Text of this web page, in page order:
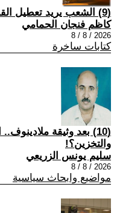
(9) الشعب يريد تعطيل القطار
كاظم فنجان الحمامي
2026 / 8 / 8
كتابات ساخرة
(10) بعد وثيقة
والتخزين؟!
سليم يونس الزريعي
2026 / 8 / 8
مواضيع وابحاث سياسية